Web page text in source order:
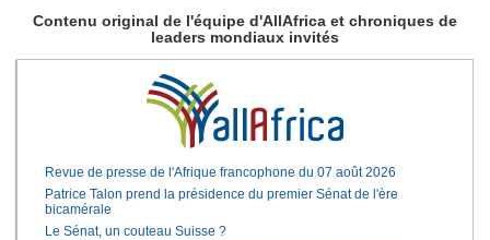
Contenu original de l'équipe d'AllAfrica et chroniques de
leaders mondiaux invités
Revue de presse de l'Afrique francophone du 07 août 2026
Patrice Talon prend la présidence du premier Sénat de l'ère
bicamérale
Le Sénat, un couteau Suisse ?